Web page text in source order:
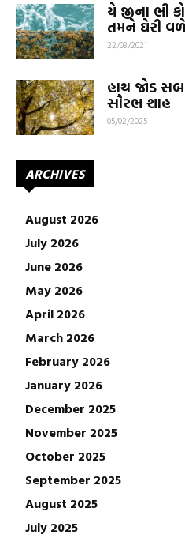
યે જીના ભી
તમને ઘેરી
22/03/2021
હાથ જોડ સબ
સૌરભ શાહ
05/02/2025
ARCHIVES
August 2026
July 2026
June 2026
May 2026
April 2026
March 2026
February 2026
January 2026
December 2025
November 2025
October 2025
September 2025
August 2025
July 2025